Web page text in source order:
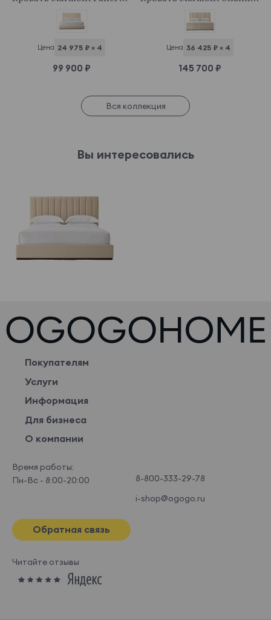
Цена 24 975 ₽ × 4
99 900 ₽
Цена 36 425 ₽ × 4
145 700 ₽
Вся коллекция
Вы интересовались
Покупателям
Услуги
Информация
Для бизнеса
О компании
Время работы:
Пн-Вс - 8:00-20:00
8-800-333-29-78
i-shop@ogogo.ru
Обратная связь
Читайте отзывы